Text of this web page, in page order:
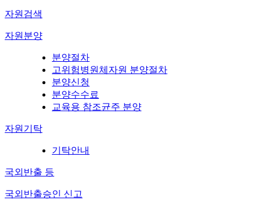
자원검색
자원분양
분양절차
고위험병원체자원 분양절차
분양신청
분양수수료
교육용 참조균주 분양
자원기탁
기탁안내
국외반출 등
국외반출승인 신고